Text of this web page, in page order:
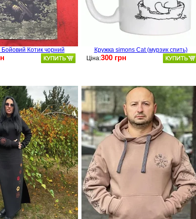
Котик чорний
Кружка simons Cat (мурзик спить)
Ціна:300 грн